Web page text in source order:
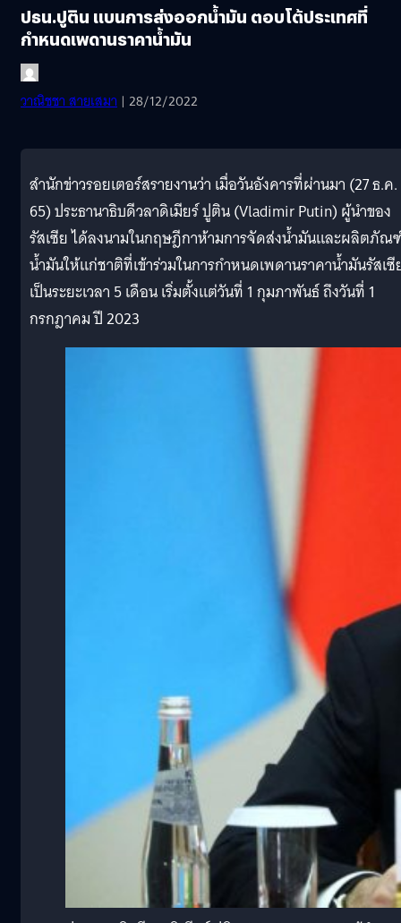
ปธน.ปูติน แบนการส่งออกน้ำมัน ตอบโต้ประเทศที่
กำหนดเพดานราคาน้ำมัน
วาณิชชา สายเสมา | 28/12/2022
สำนักข่าวรอยเตอร์สรายงานว่า เมื่อวันอังคารที่ผ่านมา (27 ธ.ค.
65) ประธานาธิบดีวลาดิเมียร์ ปูติน (Vladimir Putin) ผู้นำของ
รัสเซีย ได้ลงนามในกฤษฎีกาห้ามการจัดส่งน้ำมันและผลิตภัณ
น้ำมันให้แก่ชาติที่เข้าร่วมในการกำหนดเพดานราคาน้ำมันรัสเซี
เป็นระยะเวลา 5 เดือน เริ่มตั้งแต่วันที่ 1 กุมภาพันธ์ ถึงวันที่ 1
กรกฎาคม ปี 2023